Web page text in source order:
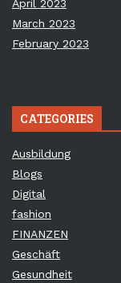
April 2023
March 2023
February 2023
CATEGORIES
Ausbildung
Blogs
Digital
fashion
FINANZEN
Geschäft
Gesundheit